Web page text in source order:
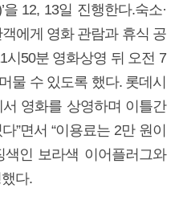
12, 13일 진행한다.숙소·
에게 영화 관람과 휴식 공
시50분 영화상영 뒤 오전 7
물 수 있도록 했다. 롯데시
영화를 상영하며 이틀간
”면서 “이용료는 2만 원이
인 보라색 이어플러그와
다.